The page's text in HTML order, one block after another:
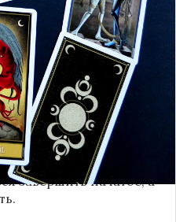
худшую сторону, так
правит аркан Луна,
стороны.
говорит, что
темные энергии.
на этот период
завершить начатое, а